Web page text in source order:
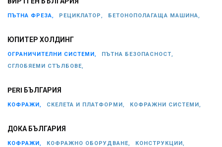
ПЪТНА ФРЕЗА, РЕЦИКЛАТОР, БЕТОНОПОЛАГАЩА МАШИНА,
ЮПИТЕР ХОЛДИНГ
ОГРАНИЧИТЕЛНИ СИСТЕМИ,
ПЪТНА БЕЗОПАСНОСТ,
СГЛОБЯЕМИ СТЪЛБОВЕ,
PERI БЪЛГАРИЯ
КОФРАЖИ, СКЕЛЕТА И ПЛАТФОРМИ, КОФРАЖНИ СИСТЕМИ,
ДОКА БЪЛГАРИЯ
КОФРАЖИ, КОФРАЖНО ОБОРУДВАНЕ, КОНСТРУКЦИИ,